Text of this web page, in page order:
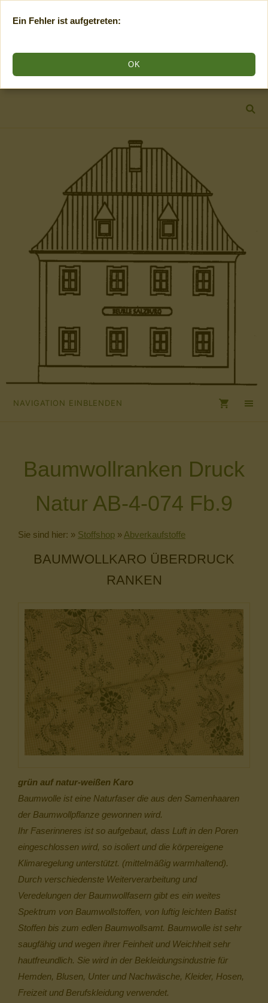
NAVIGATION EINBLENDEN
Baumwollranken Druck
Natur AB-4-074 Fb.9
Sie sind hier: » Stoffshop » Abverkaufstoffe
BAUMWOLLKARO ÜBERDRUCK
RANKEN
grün auf natur-weißen Karo
Baumwolle ist eine Naturfaser die aus den Samenhaaren
der Baumwollpflanze gewonnen wird.
Ihr Faserinneres ist so aufgebaut, dass Luft in den Poren
eingeschlossen wird, so isoliert und die körpereigene
Klimaregelung unterstützt. (mittelmäßig warmhaltend).
Durch verschiedenste Weiterverarbeitung und
Veredelungen der Baumwollfasern gibt es ein weites
Spektrum von Baumwollstoffen, von luftig leichten Batist
Stoffen bis zum edlen Baumwollsamt. Baumwolle ist sehr
saugfähig und wegen ihrer Feinheit und Weichheit sehr
hautfreundlich. Sie wird in der Bekleidungsindustrie für
Hemden, Blusen, Unter und Nachwäsche, Kleider, Hosen,
Freizeit und Berufskleidung verwendet.
Ein Fehler ist aufgetreten:
OK